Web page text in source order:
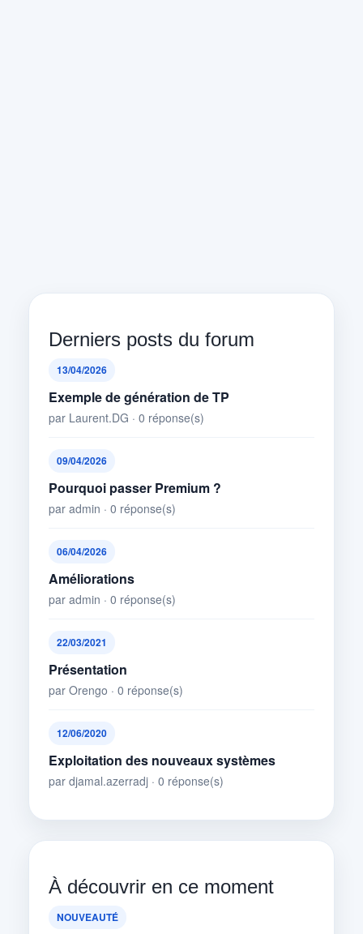
Derniers posts du forum
13/04/2026
Exemple de génération de TP
par Laurent.DG · 0 réponse(s)
09/04/2026
Pourquoi passer Premium ?
par admin · 0 réponse(s)
06/04/2026
Améliorations
par admin · 0 réponse(s)
22/03/2021
Présentation
par Orengo · 0 réponse(s)
12/06/2020
Exploitation des nouveaux systèmes
par djamal.azerradj · 0 réponse(s)
À découvrir en ce moment
NOUVEAUTÉ